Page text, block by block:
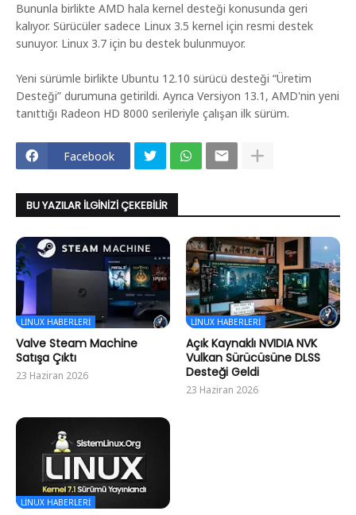
Bununla birlikte AMD hala kernel desteği konusunda geri
kalıyor. Sürücüler sadece Linux 3.5 kernel için resmi destek
sunuyor. Linux 3.7 için bu destek bulunmuyor.
Yeni sürümle birlikte Ubuntu 12.10 sürücü desteği “Üretim
Desteği” durumuna getirildi. Ayrıca Versiyon 13.1, AMD'nin yeni
tanıttığı Radeon HD 8000 serileriyle çalışan ilk sürüm.
Facebook
BU YAZILAR İLGINIZI ÇEKEBILIR
LINUX HABERLERI
Valve Steam Machine
Satışa Çıktı
23 Haziran 2026
LINUX HABERLERI
Açık Kaynaklı NVIDIA NVK
Vulkan Sürücüsüne DLSS
Desteği Geldi
23 Haziran 2026
LINUX HABERLERI